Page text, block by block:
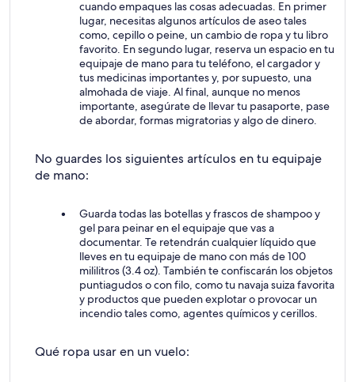
cuando empaques las cosas adecuadas. En primer
lugar, necesitas algunos artículos de aseo tales
como, cepillo o peine, un cambio de ropa y tu libro
favorito. En segundo lugar, reserva un espacio en tu
equipaje de mano para tu teléfono, el cargador y
tus medicinas importantes y, por supuesto, una
almohada de viaje. Al final, aunque no menos
importante, asegúrate de llevar tu pasaporte, pase
de abordar, formas migratorias y algo de dinero.
No guardes los siguientes artículos en tu equipaje
de mano:
Guarda todas las botellas y frascos de shampoo y
gel para peinar en el equipaje que vas a
documentar. Te retendrán cualquier líquido que
lleves en tu equipaje de mano con más de 100
mililitros (3.4 oz). También te confiscarán los objetos
puntiagudos o con filo, como tu navaja suiza favorita
y productos que pueden explotar o provocar un
incendio tales como, agentes químicos y cerillos.
Qué ropa usar en un vuelo: